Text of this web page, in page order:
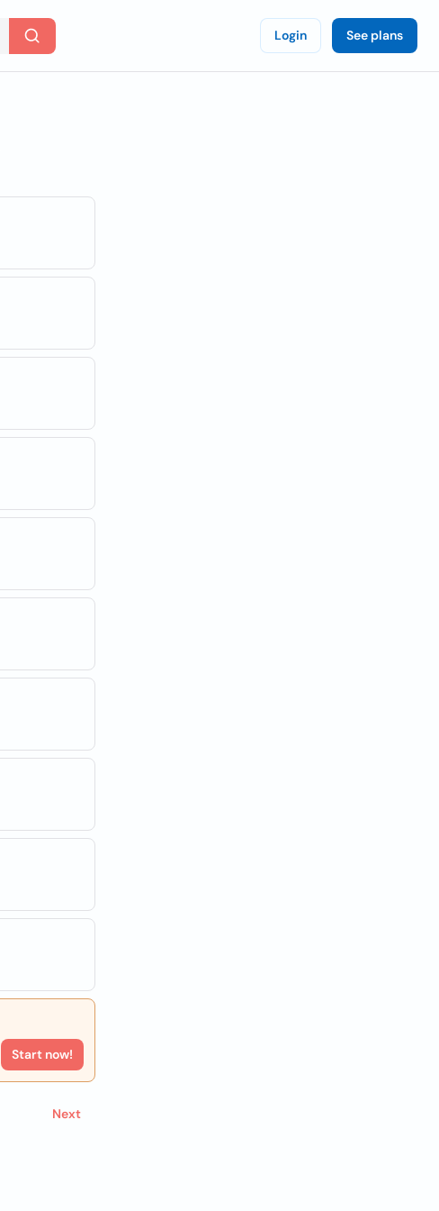
Login See plans
Start now!
Next